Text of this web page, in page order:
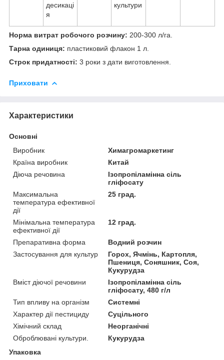
десикаці
я
культури
Норма витрат робочого розчину: 200-300 л/га.
Тарна одиниця: пластиковий флакон 1 л.
Строк придатності: 3 роки з дати виготовлення.
Приховати
Характеристики
Основні
Виробник
Химагромаркетинг
Країна виробник
Китай
Діюча речовина
Ізопропіламінна сіль
гліфосату
Максимальна
температура ефективної
дії
25 град.
Мінімальна температура
ефективної дії
12 град.
Препаративна форма
Водний розчин
Застосування для культур
Горох, Ячмінь, Картопля,
Пшениця, Соняшник, Соя,
Кукурудза
Вміст діючої речовини
Ізопропіламінна сіль
гліфосату, 480 г/л
Тип впливу на організм
Системні
Характер дії пестициду
Суцільного
Хімічний склад
Неорганічні
Оброблювані культури.
Кукурудза
Упаковка